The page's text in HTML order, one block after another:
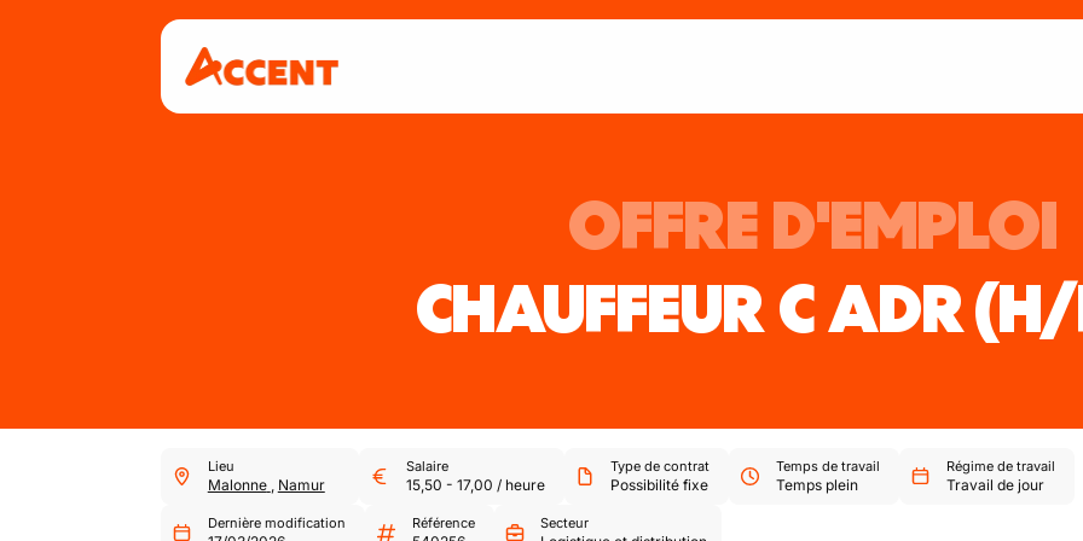
OFFRE D'EMPLOI
CHAUFFEUR C ADR
Lieu
Malonne , Namur
Salaire
15,50 - 17,00 / heure
Type de contrat
Possibilité fixe
Temps de travail
Temps plein
Régime de travail
Travail de jour
Dernière modification Référence Secteur